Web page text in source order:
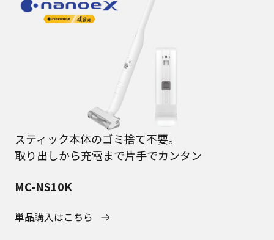
スティック本体のゴミ捨て不要。
取り出しから充電まで⽚⼿でカンタン
MC-NS10K
単品購入はこちら